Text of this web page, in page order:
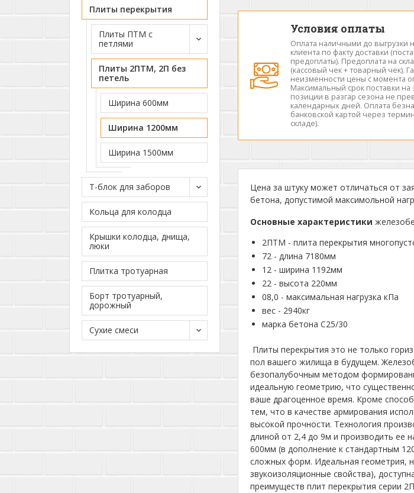
Плиты перекрытия
Плиты ПТМ с
петлями
Плиты 2ПТМ, 2П без
петель
Ширина 600мм
Ширина 1200мм
Ширина 1500мм
Т-блок для заборов
Кольца для колодца
Крышки колодца, днища,
люки
Плитка тротуарная
Борт тротуарный,
дорожный
Сухие смеси
Условия оплаты
Оплата наличными до выгрузки
клиента по факту доставки
предоплаты). Предоплата на
(кассовый чек + товарный чек).
неизменности цены с момента
Максимальный срок поставки на
позиции в разгар сезона не
календарных дней. Оплата
банковской картой через
складе).
Цена за штуку может отличаться от
бетона, допустимой максимольной
Основные характеристики
2ПТМ - плита перекрытия
72 - длина 7180мм
12 - ширина 1192мм
22 - высота 220мм
08,0 - максимальная нагрузка кПа
вес - 2940кг
марка бетона С25/30
Плиты перекрытия это не только
пол вашего жилища в будущем.
безопалубочным методом
идеальную геометрию, что
ваше драгоценное время. Кроме
тем, что в качестве армирования
высокой прочности. Технология
длиной от 2,4 до 9м и производить ее
600мм (в дополнение к стандартным
сложных форм. Идеальная геометрия,
звукоизоляционные свойства),
преимуществ плит перекрытия серии